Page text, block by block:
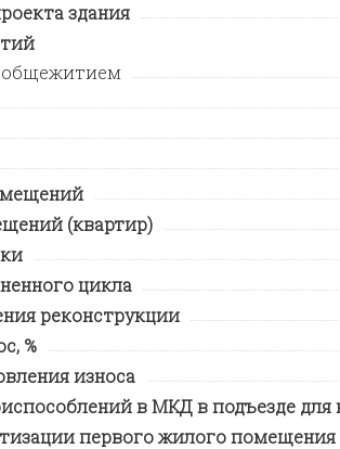
здания
общежитием
(квартир)
цикла
реконструкции
%
износа
в МКД в подъезде
первого жилого помещения